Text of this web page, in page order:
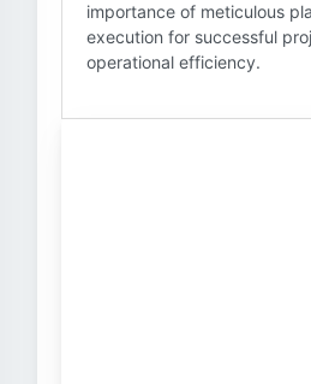
importance of meticulous
execution for successful
operational efficiency.